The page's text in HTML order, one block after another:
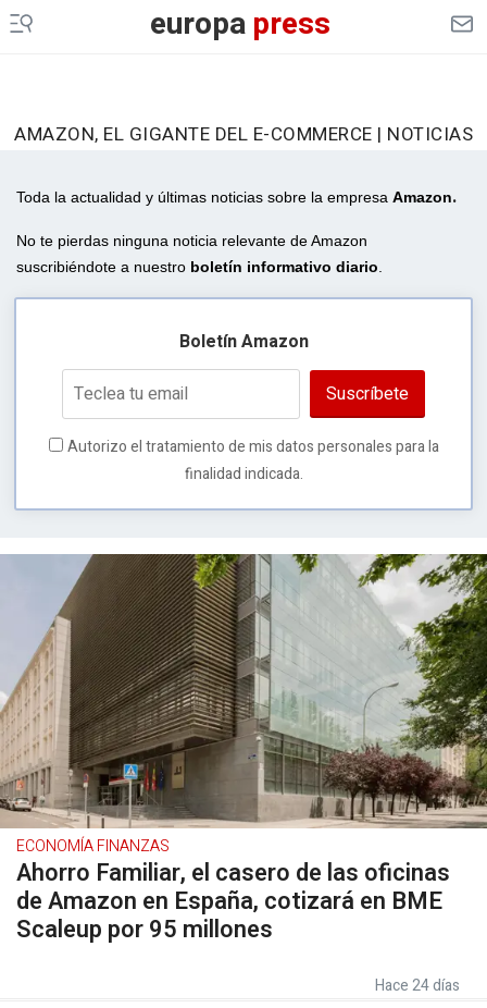
europapress
AMAZON, EL GIGANTE DEL E-COMMERCE | NOTICIAS
Toda la actualidad y últimas noticias sobre la empresa Amazon.
No te pierdas ninguna noticia relevante de Amazon
suscribiéndote a nuestro boletín informativo diario
Boletín Amazon
Suscríbete
Autorizo el tratamiento de mis datos personales para la
finalidad indicada.
ECONOMÍA FINANZAS
Ahorro Familiar, el casero de las oficinas
de Amazon en España, cotizará en BME
Scaleup por 95 millones
Hace 24 días